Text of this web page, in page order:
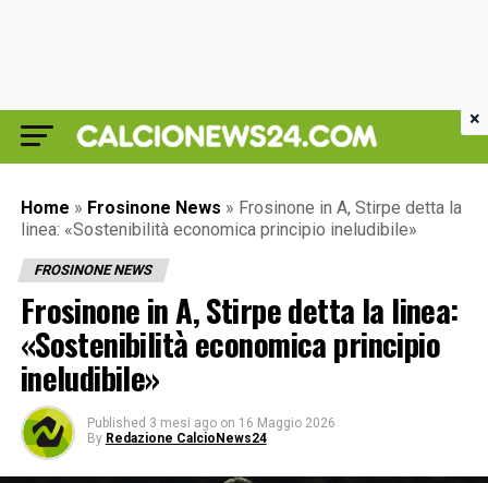
Home » Frosinone News » Frosinone in A, Stirpe detta la
linea: «Sostenibilità economica principio ineludibile»
FROSINONE NEWS
Frosinone in A, Stirpe detta la linea:
«Sostenibilità economica principio
ineludibile»
Published 3 mesi ago on 16 Maggio 2026
By Redazione CalcioNews24
×